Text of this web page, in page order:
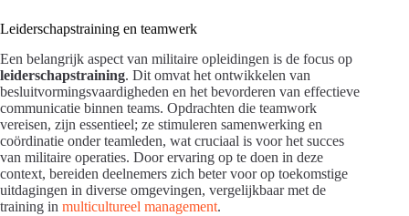
Leiderschapstraining en teamwerk
Een belangrijk aspect van militaire opleidingen is de focus op
leiderschapstraining. Dit omvat het ontwikkelen van
besluitvormingsvaardigheden en het bevorderen van effectieve
communicatie binnen teams. Opdrachten die teamwork
vereisen, zijn essentieel; ze stimuleren samenwerking en
coördinatie onder teamleden, wat cruciaal is voor het succes
van militaire operaties. Door ervaring op te doen in deze
context, bereiden deelnemers zich beter voor op toekomstige
uitdagingen in diverse omgevingen, vergelijkbaar met de
training in multicultureel management.